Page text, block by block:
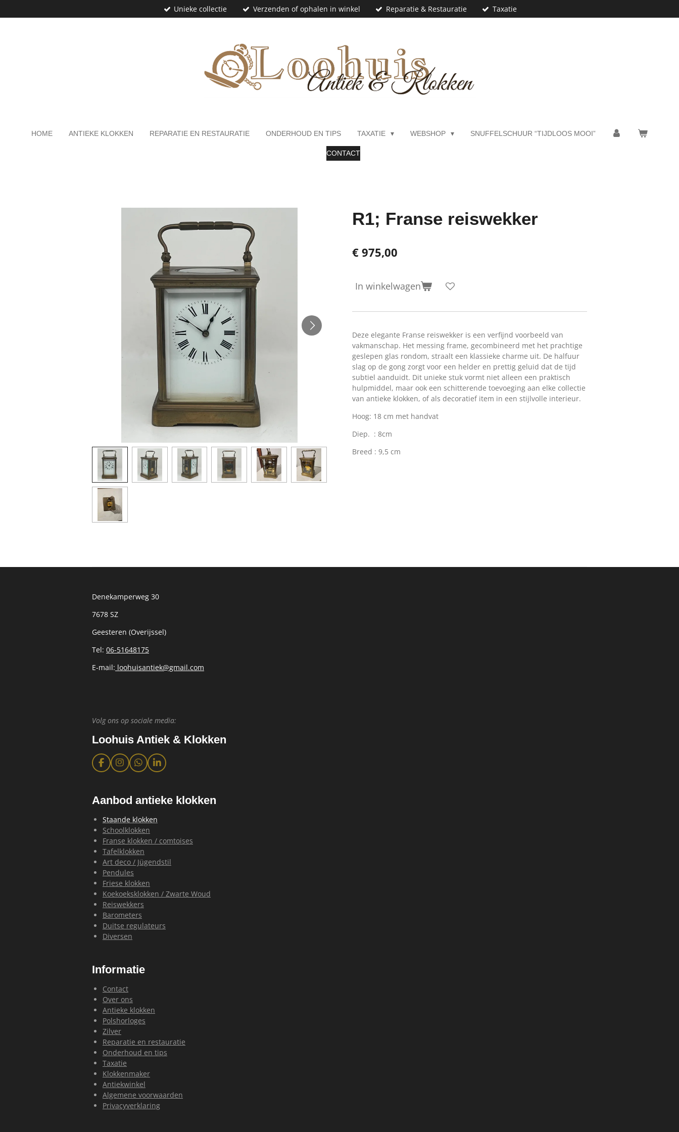
direct
Unieke collectie Verzenden of ophalen in winkel Reparatie & Restauratie Taxatie
HOME ANTIEKE KLOKKEN REPARATIE EN RESTAURATIE ONDERHOUD EN TIPS TAXATIE WEBSHOP SNUFFELSCHUUR “TIJDLOOS MOOI”
CONTACT
R1; Franse reiswekker
€ 975,00
In winkelwagen
Deze elegante Franse reiswekker is een verfijnd voorbeeld van
vakmanschap. Het messing frame, gecombineerd met het prachtige
geslepen glas rondom, straalt een klassieke charme uit. De halfuur
slag op de gong zorgt voor een helder en prettig geluid dat de tijd
subtiel aanduidt. Dit unieke stuk vormt niet alleen een praktisch
hulpmiddel, maar ook een schitterende toevoeging aan elke collectie
van antieke klokken, of als decoratief item in een stijlvolle interieur.
Hoog: 18 cm met handvat
Diep. : 8cm
Breed : 9,5 cm
Denekamperweg 30
7678 SZ
Geesteren (Overijssel)
Tel: 06-51648175
E-mail: loohuisantiek@gmail.com
Volg ons op sociale media:
Loohuis Antiek & Klokken
F
a
b
o
k
I
n
a
g
a
m
W
h
s
A
p
L
i
e
d
n
Aanbod antieke klokken
Staande klokken
Schoolklokken
Franse klokken / comtoises
Tafelklokken
Art deco / Jügendstil
Pendules
Friese klokken
Koekoeksklokken / Zwarte Woud
Reiswekkers
Barometers
Duitse regulateurs
Diversen
Informatie
Contact
Over ons
Antieke klokken
Polshorloges
Zilver
Reparatie en restauratie
Onderhoud en tips
Taxatie
Klokkenmaker
Antiekwinkel
Algemene voorwaarden
Privacyverklaring